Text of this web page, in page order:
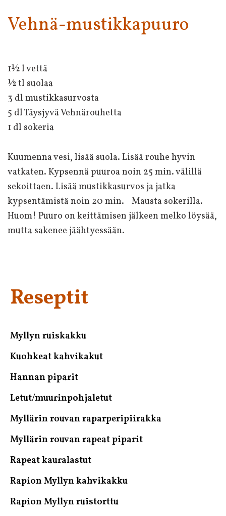
Vehnä-mustikkapuuro
1½ l vettä
½ tl suolaa
3 dl mustikkasurvosta
5 dl Täysjyvä Vehnärouhetta
1 dl sokeria
Kuumenna vesi, lisää suola. Lisää rouhe hyvin
vatkaten. Kypsennä puuroa noin 25 min. välillä
sekoittaen. Lisää mustikkasurvos ja jatka
kypsentämistä noin 20 min. Mausta sokerilla.
Huom! Puuro on keittämisen jälkeen melko löysää,
mutta sakenee jäähtyessään.
Ensisijainen
sivupalkki
Reseptit
Myllyn ruiskakku
Kuohkeat kahvikakut
Hannan piparit
Letut/muurinpohjaletut
Myllärin rouvan raparperipiirakka
Myllärin rouvan rapeat piparit
Rapeat kauralastut
Rapion Myllyn kahvikakku
Rapion Myllyn ruistorttu